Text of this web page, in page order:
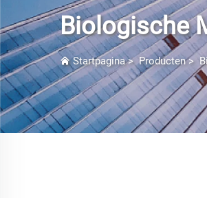
Biologische
Startpagina>Producten>